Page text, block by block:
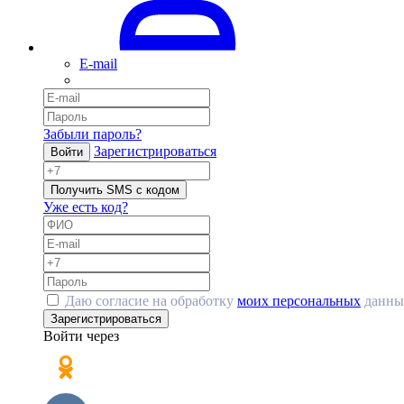
E-mail
Забыли пароль?
Войти Зарегистрироваться
Получить SMS с кодом
Уже есть код?
Даю согласие на обработку моих персональных
Зарегистрироваться
Войти через